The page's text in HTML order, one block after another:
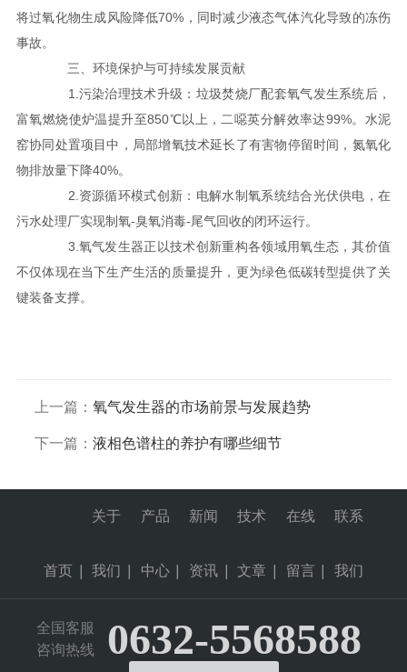
将过氧化物生成风险降低70%，同时减少液态气体汽化导致的冻伤
事故。
三、环境保护与可持续发展贡献
1.污染治理技术升级：垃圾焚烧厂配套氧气发生系统后，
富氧燃烧使炉温提升至850℃以上，二噁英分解效率达99%。水泥
窑协同处置项目中，局部增氧技术延长了有害物停留时间，氮氧化
物排放量下降40%。
2.资源循环模式创新：电解水制氧系统结合光伏供电，在
污水处理厂实现制氧-臭氧消毒-尾气回收的闭环运行。
3.氧气发生器正以技术创新重构各领域用氧生态，其价值
不仅体现在当下生产生活的质量提升，更为绿色低碳转型提供了关
键装备支撑。
上一篇： 氧气发生器的市场前景与发展趋势
下一篇： 液相色谱柱的养护有哪些细节
首页
关于
我们
产品
中心
新闻
资讯
技术
文章
在线
留言
联系
我们
全国客服
咨询热线
0632-5568588